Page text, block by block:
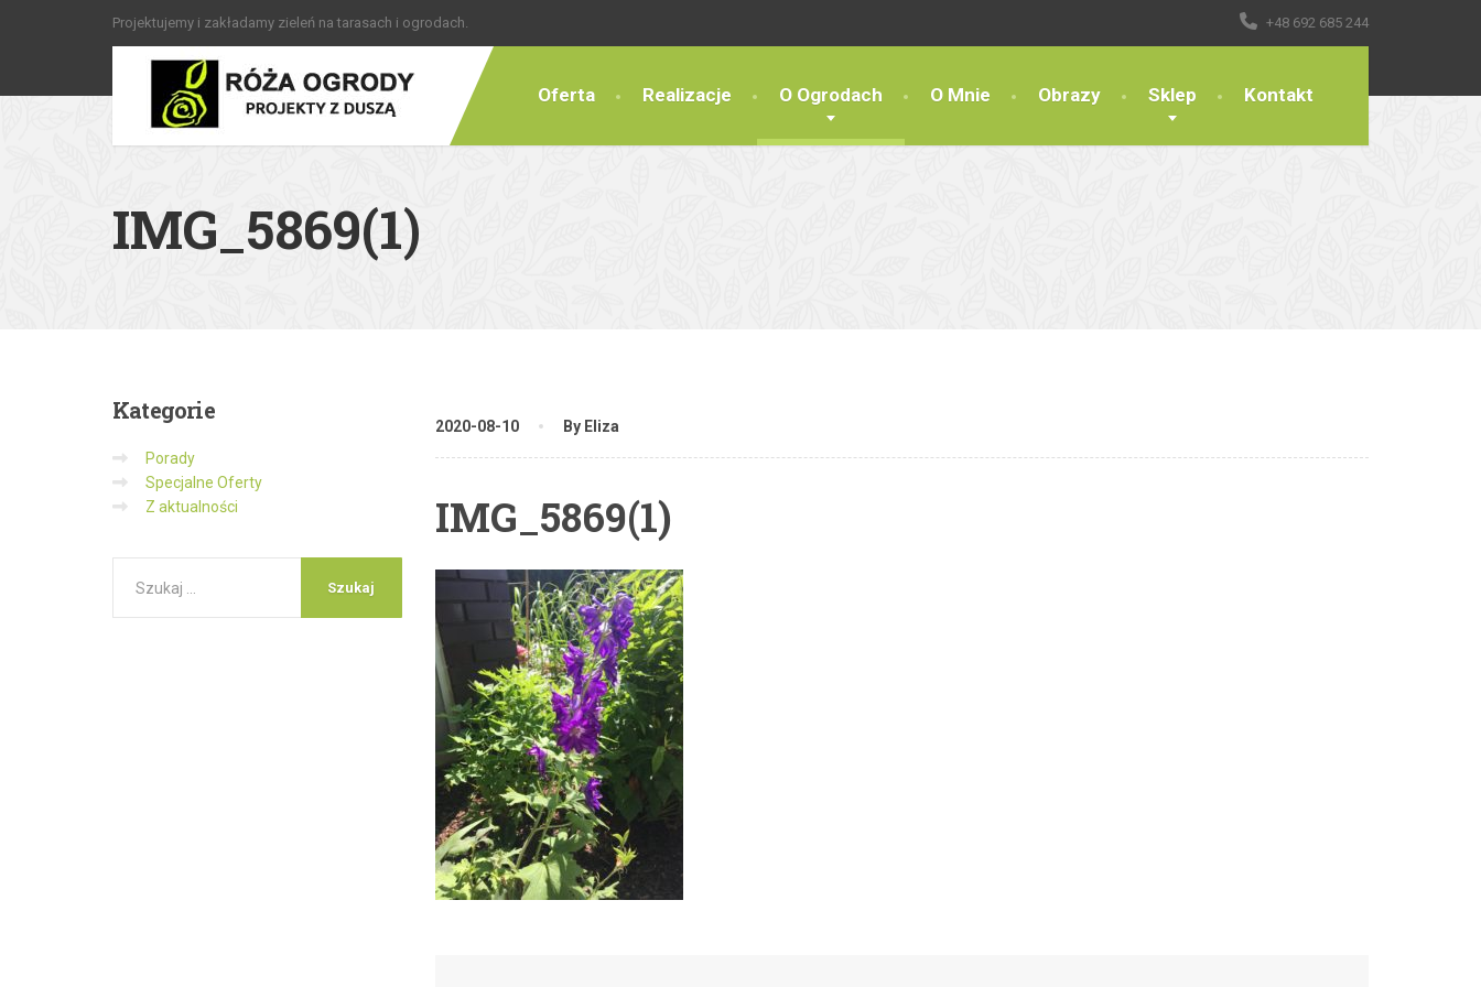
Projektujemy i zakładamy zieleń na tarasach i ogrodach. +48 692 685 244
Oferta Realizacje O Ogrodach O Mnie Obrazy Sklep Kontakt
IMG_5869(1)
2020-08-10 By Eliza
IMG_5869(1)
Kategorie
Porady
Specjalne Oferty
Z aktualności